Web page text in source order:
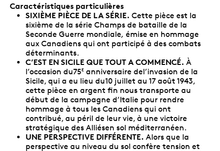
Caractéristiques particulières
SIXIÈME PIÈCE DE LA SÉRIE. Cette pièce est la
sixième de la série Champs de bataille de la
Seconde Guerre mondiale, émise en hommage
aux Canadiens qui ont participé à des combats
déterminants.
C’EST EN SICILE QUE TOUT A COMMENCÉ. À
l’occasion du75E anniversaire del’invasion de la
Sicile, qui a eu lieu du10 juillet au 17 août 1943,
cette pièce en argent fin nous transporte au
début de la campagne d’Italie pour rendre
hommage à tous les Canadiens qui ont
contribué, au péril de leur vie, à une victoire
stratégique des Alliésen sol méditerranéen.
UNE PERSPECTIVE DIFFÉRENTE. Alors que la
perspective au niveau du sol confère tension et